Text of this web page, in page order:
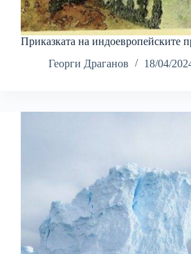
Приказката на индоевропейските
Георги Драганов
18/04/